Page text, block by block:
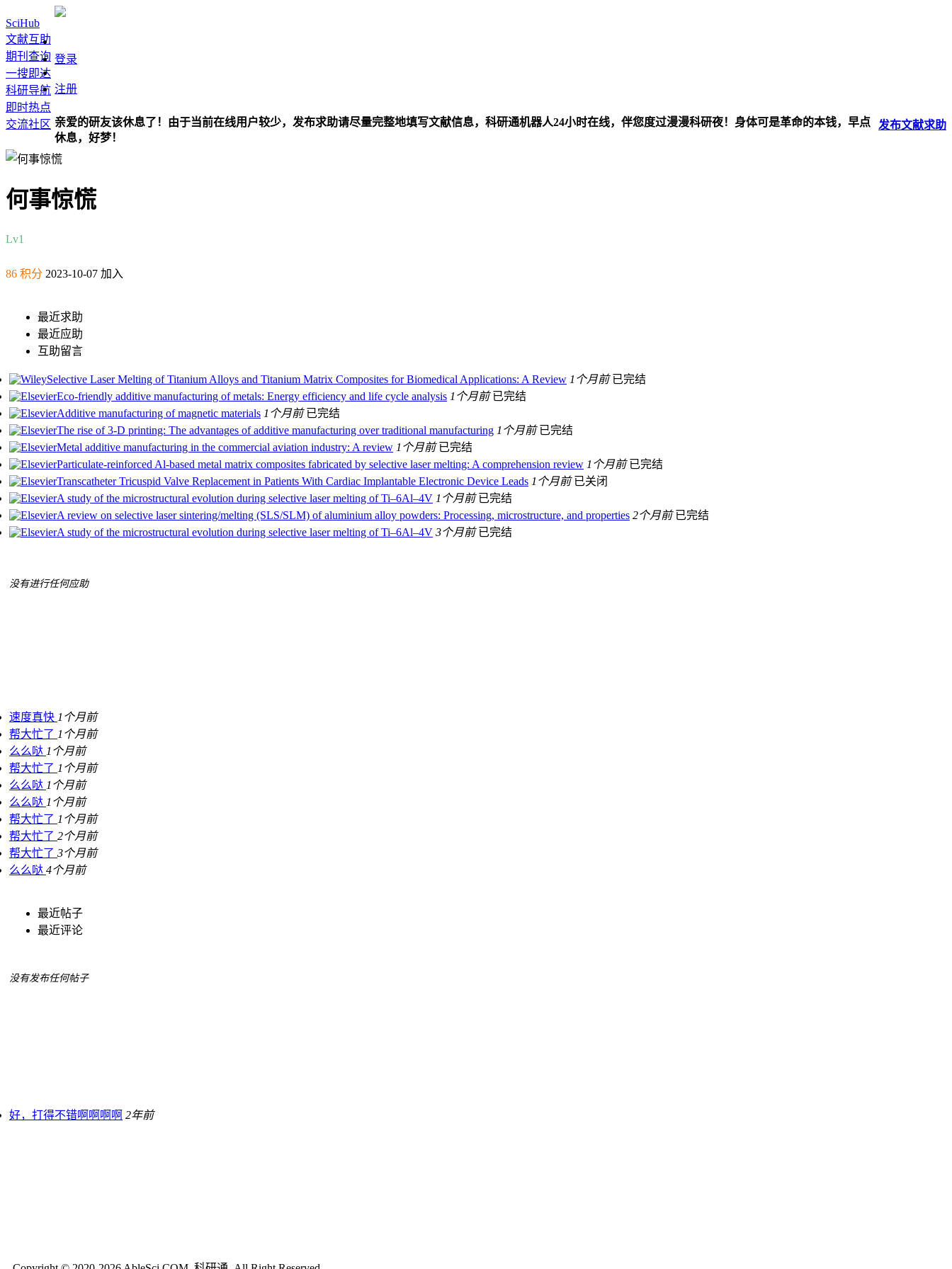
SciHub
文献互助
期刊查询
一搜即达
科研导航
即时热点
交流社区
登录
注册
发布文献求助
亲爱的研友该休息了！由于当前在线用户较少，发布求助请尽量完整地填写文献信息，科研通机器人24小时在线，伴您度过漫漫科研夜！身体可是革命的本钱，早点
休息，好梦！
何事惊慌
Lv1
86 积分 2023-10-07 加入
最近求助
最近应助
互助留言
Selective Laser Melting of Titanium Alloys and Titanium Matrix Composites for Biomedical Applications: A Review 1个月前 已完结
Eco-friendly additive manufacturing of metals: Energy efficiency and life cycle analysis 1个月前 已完结
Additive manufacturing of magnetic materials 1个月前 已完结
The rise of 3-D printing: The advantages of additive manufacturing over traditional manufacturing 1个月前 已完结
Metal additive manufacturing in the commercial aviation industry: A review 1个月前 已完结
Particulate-reinforced Al-based metal matrix composites fabricated by selective laser melting: A comprehension review 1个月前 已完结
Transcatheter Tricuspid Valve Replacement in Patients With Cardiac Implantable Electronic Device Leads 1个月前 已关闭
A study of the microstructural evolution during selective laser melting of Ti–6Al–4V 1个月前 已完结
A review on selective laser sintering/melting (SLS/SLM) of aluminium alloy powders: Processing, microstructure, and properties 2个月前 已完结
A study of the microstructural evolution during selective laser melting of Ti–6Al–4V 3个月前 已完结
没有进行任何应助
速度真快 1个月前
帮大忙了 1个月前
么么哒 1个月前
帮大忙了 1个月前
么么哒 1个月前
么么哒 1个月前
帮大忙了 1个月前
帮大忙了 2个月前
帮大忙了 3个月前
么么哒 4个月前
最近帖子
最近评论
没有发布任何帖子
好，打得不错啊啊啊啊 2年前